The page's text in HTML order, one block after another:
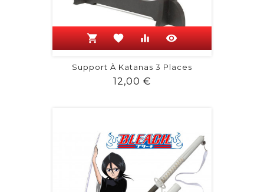
shopping_cart favorite equalizer visibility
Support À Katanas 3 Places
12,00 €